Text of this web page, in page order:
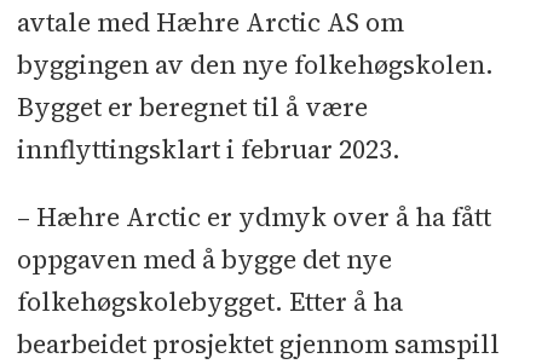
avtale med Hæhre Arctic AS om
byggingen av den nye folkehøgskolen.
Bygget er beregnet til å være
innflyttingsklart i februar 2023.
– Hæhre Arctic er ydmyk over å ha fått
oppgaven med å bygge det nye
folkehøgskolebygget. Etter å ha
bearbeidet prosjektet gjennom samspill